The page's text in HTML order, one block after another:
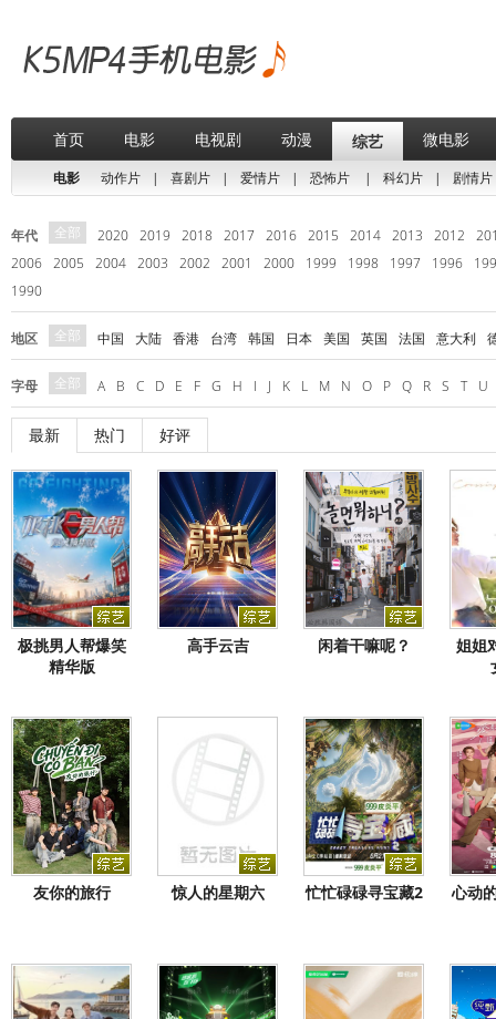
首页 电影 电视剧 动漫 综艺 微电影
电影 动作片 | 喜剧片 | 爱情片 | 恐怖片 | 科幻片 | 剧情片
年代 全部 2020 2019 2018 2017 2016 2015 2014 2013 2012
2006 2005 2004 2003 2002 2001 2000 1999 1998 1997 1996
1990
地区 全部 中国 大陆 香港 台湾 韩国 日本 美国 英国 法国 意大利
字母 全部 A B C D E F G H I J K L M N O P Q R S T U
最新 热门 好评
极挑男人帮爆笑
精华版
高手云吉 闲着干嘛呢？
姐姐
友你的旅行 惊人的星期六 忙忙碌碌寻宝藏2 心动